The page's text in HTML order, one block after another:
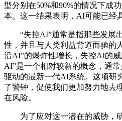
型分别在50%和90%的情况下成
本。这一结果表明，AI可能已经
“失控AI”通常是指那些发展
性，并且与人类利益背道而驰的
沿AI”的爆炸性增长，失控AI的
AI”是一个相对较新的概念，通
驱动的最新一代AI系统。这项研
了警钟，促使我们更加努力地去
在风险。
为了应对这一潜在的威胁，研